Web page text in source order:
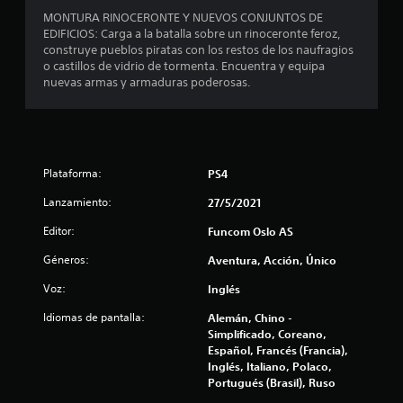
s
d
e
o
t
MONTURA RINOCERONTE Y NUEVOS CONJUNTOS DE
EDIFICIOS: Carga a la batalla sobre un rinoceronte feroz,
construye pueblos piratas con los restos de los naufragios
o castillos de vidrio de tormenta. Encuentra y equipa
nuevas armas y armaduras poderosas.
Plataforma: PS4
Lanzamiento: 27/5/2021
Editor: Funcom Oslo AS
Géneros: Aventura, Acción, Único
Voz: Inglés
Idiomas de pantalla:
Alemán, Chino -
Simplificado, Coreano,
Español, Francés (Francia),
Inglés, Italiano, Polaco,
Portugués (Brasil), Ruso